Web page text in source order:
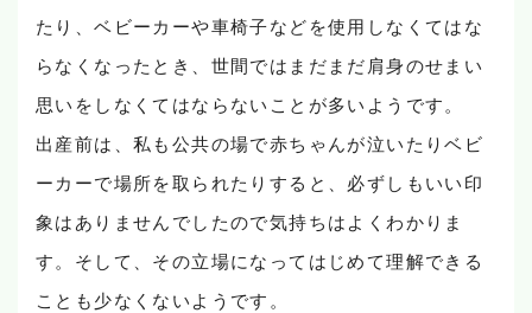
たり、ベビーカーや車椅子などを使用しなくてはな
らなくなったとき、世間ではまだまだ肩身のせまい
思いをしなくてはならないことが多いようです。
出産前は、私も公共の場で赤ちゃんが泣いたりベビ
ーカーで場所を取られたりすると、必ずしもいい印
象はありませんでしたので気持ちはよくわかりま
す。そして、その立場になってはじめて理解できる
ことも少なくないようです。